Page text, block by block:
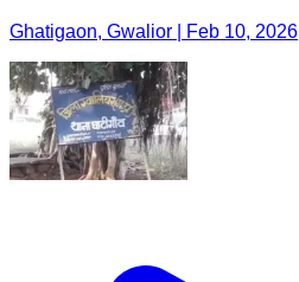
Ghatigaon, Gwalior | Feb 10, 2026